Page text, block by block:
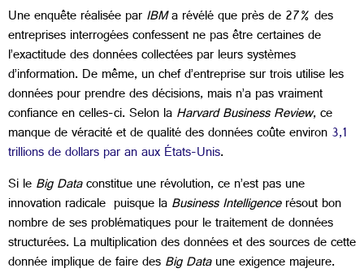
Une enquête réalisée parIBMa révélé que près de 27% des
entreprises interrogées confessent ne pas être certaines de
l’exactitude des données collectées par leurs systèmes
d’information. De même, un chef d’entreprise sur trois utilise les
données pour prendre des décisions, mais n’a pas vraiment
confiance en celles-ci. Selon laHarvard Business Review, ce
manque de véracité et de qualité des données coûte environ3,1
trillions de dollars par an aux États-Unis.
Si leBig Dataconstitue unerévolution, ce n’est pas une
innovation radicale puisque laBusiness Intelligencerésout bon
nombre de ses problématiques pour le traitement de données
structurées. La multiplication des données et des sources de cette
donnée implique de faire desBig Dataune exigence majeure.